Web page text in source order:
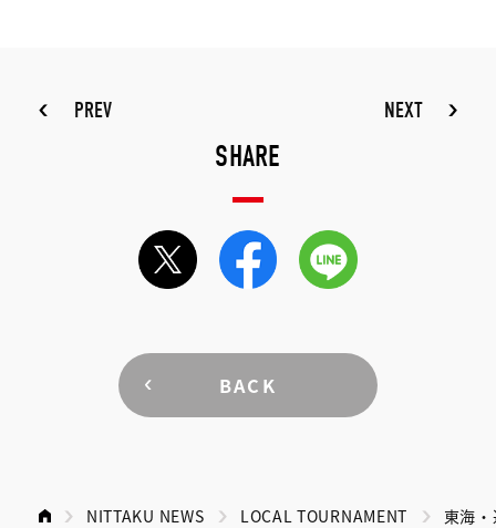
PREV NEXT
SHARE
BACK
NITTAKU NEWS LOCAL TOURNAMENT 東海